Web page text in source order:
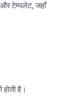
टेम्पलेट, जहाँ
है।